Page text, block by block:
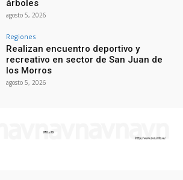
árboles
agosto 5, 2026
Regiones
Realizan encuentro deportivo y
recreativo en sector de San Juan de
los Morros
agosto 5, 2026